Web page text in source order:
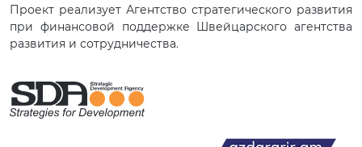
Проект реализует Агентство стратегического развития
при финансовой поддержке Швейцарского агентства
развития и сотрудничества.